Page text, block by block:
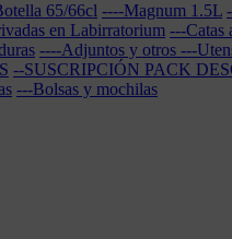
65/66cl ----Magnum 1.5L
en Labirratorium ---Catas
----Adjuntos y otros ---
--SUSCRIPCIÓN PACK
---Bolsas y mochilas